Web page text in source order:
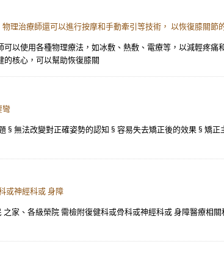
理治療師還可以進行按摩和手動牽引等技術， 以恢復膝關節
以使用各種物理療法，如冰敷、熱敷、電療等，以減輕疼
的核心，可以幫助恢復膝關
彎
§ 無法改變對正確姿勢的認知 § 容易失去矯正後的效果 § 矯
或神經科或 身障
家、各級榮院 需檢附復健科或骨科或神經科或 身障醫療相